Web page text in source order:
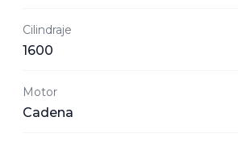
Cilindraje
1600
Motor
Cadena